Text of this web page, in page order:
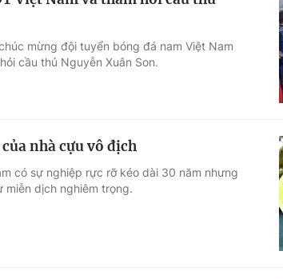
sống
mừng đội tuyển bóng đá nam Việt Nam
cầu thủ Nguyễn Xuân Son.
nhà cựu vô địch
có sự nghiệp rực rỡ kéo dài 30 năm nhưng
miễn dịch nghiêm trọng.